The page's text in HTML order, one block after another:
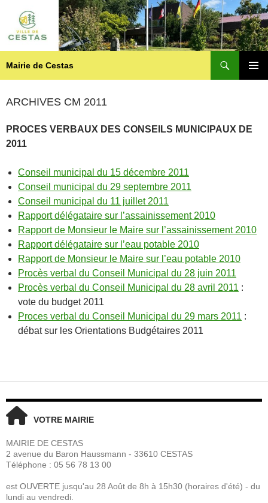
Mairie de Cestas
CONTENU
ARCHIVES CM 2011
PROCES VERBAUX DES CONSEILS MUNICIPAUX DE
2011
Conseil municipal du 15 décembre 2011
Conseil municipal du 29 septembre 2011
Conseil municipal du 11 juillet 2011
Rapport délégataire sur l’assainissement 2010
Rapport de Monsieur le Maire sur l’assainissement 2010
Rapport délégataire sur l’eau potable 2010
Rapport de Monsieur le Maire sur l’eau potable 2010
Procès verbal du Conseil Municipal du 28 juin 2011
Procès verbal du Conseil Municipal du 28 avril 2011 :
vote du budget 2011
Proces verbal du Conseil Municipal du 29 mars 2011 :
débat sur les Orientations Budgétaires 2011
VOTRE MAIRIE
MAIRIE DE CESTAS
2 avenue du Baron Haussmann - 33610 CESTAS
Téléphone : 05 56 78 13 00
est OUVERTE jusqu'au 28 Août de 8h à 15h30 (horaires d'été) - du
lundi au vendredi.